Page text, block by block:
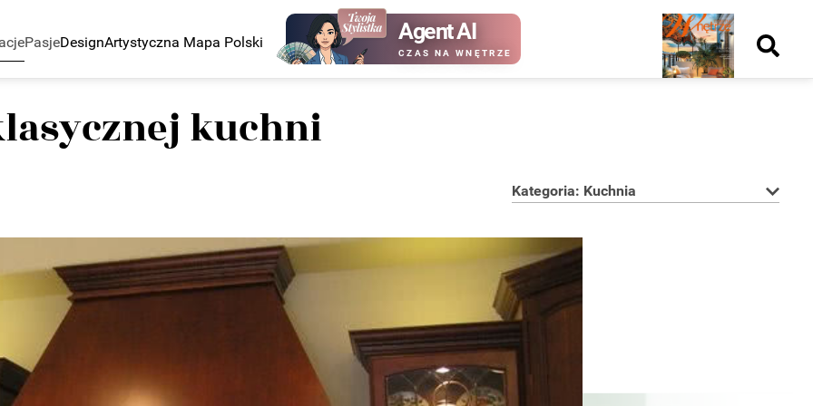
PasjeDesignArtystyczna Mapa Polski Agent AI
CZAS NA WNĘTRZE
Nowy
numer
kup ten
kuchni
Kategoria: Kuchnia